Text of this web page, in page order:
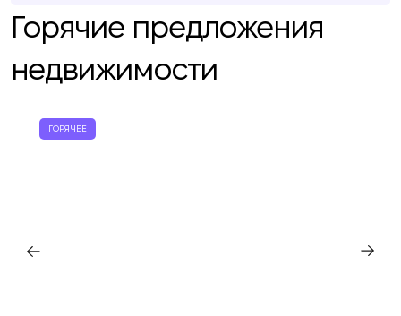
Горячие предложения
недвижимости
ГОРЯЧЕЕ